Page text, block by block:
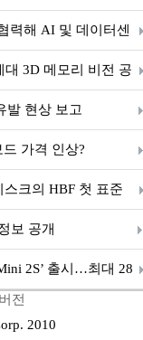
력해 AI 및 데이터센
키텍처 시연
대 3D 메모리 비전 공
발 현상 보고
가격 인상?
크의 HBF 첫 표준
보 공개
2S’ 출시…최대 28
전
2010